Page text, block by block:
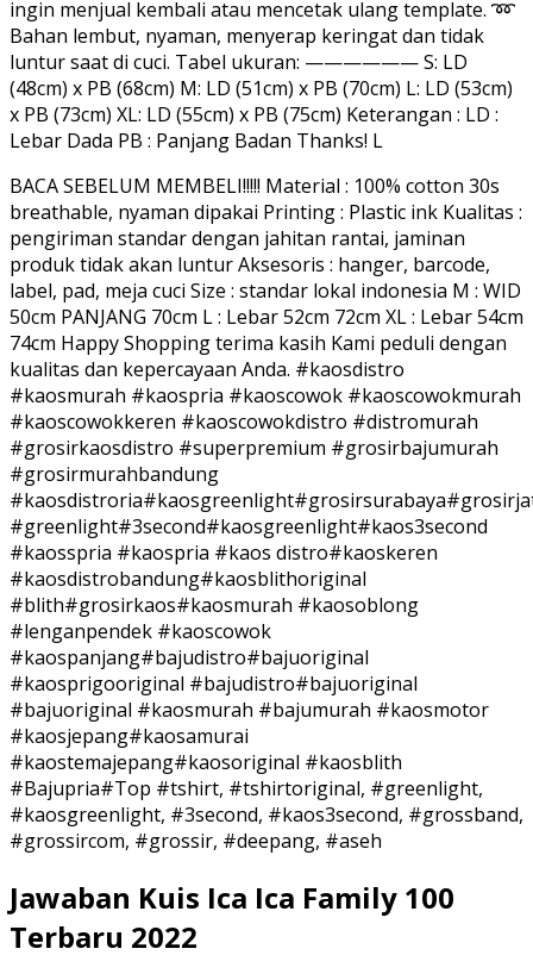
ingin menjual kembali atau mencetak ulang template. ➿
Bahan lembut, nyaman, menyerap keringat dan tidak
luntur saat di cuci. Tabel ukuran: —————— S: LD
(48cm) x PB (68cm) M: LD (51cm) x PB (70cm) L: LD (53cm)
x PB (73cm) XL: LD (55cm) x PB (75cm) Keterangan : LD :
Lebar Dada PB : Panjang Badan Thanks! L
BACA SEBELUM MEMBELI!!!!! Material : 100% cotton 30s
breathable, nyaman dipakai Printing : Plastic ink Kualitas :
pengiriman standar dengan jahitan rantai, jaminan
produk tidak akan luntur Aksesoris : hanger, barcode,
label, pad, meja cuci Size : standar lokal indonesia M : WID
50cm PANJANG 70cm L : Lebar 52cm 72cm XL : Lebar 54cm
74cm Happy Shopping terima kasih Kami peduli dengan
kualitas dan kepercayaan Anda. #kaosdistro
#kaosmurah #kaospria #kaoscowok #kaoscowokmurah
#kaoscowokkeren #kaoscowokdistro #distromurah
#grosirkaosdistro #superpremium #grosirbajumurah
#grosirmurahbandung
#greenlight#3second#kaosgreenlight#kaos3second
#kaosspria #kaospria #kaos distro#kaoskeren
#kaosdistrobandung#kaosblithoriginal
#blith#grosirkaos#kaosmurah #kaosoblong
#lenganpendek #kaoscowok
#kaospanjang#bajudistro#bajuoriginal
#kaosprigooriginal #bajudistro#bajuoriginal
#bajuoriginal #kaosmurah #bajumurah #kaosmotor
#kaosjepang#kaosamurai
#kaostemajepang#kaosoriginal #kaosblith
#Bajupria#Top #tshirt, #tshirtoriginal, #greenlight,
#kaosgreenlight, #3second, #kaos3second, #grossband,
#grossircom, #grossir, #deepang, #aseh
Jawaban Kuis Ica Ica Family 100
Terbaru 2022